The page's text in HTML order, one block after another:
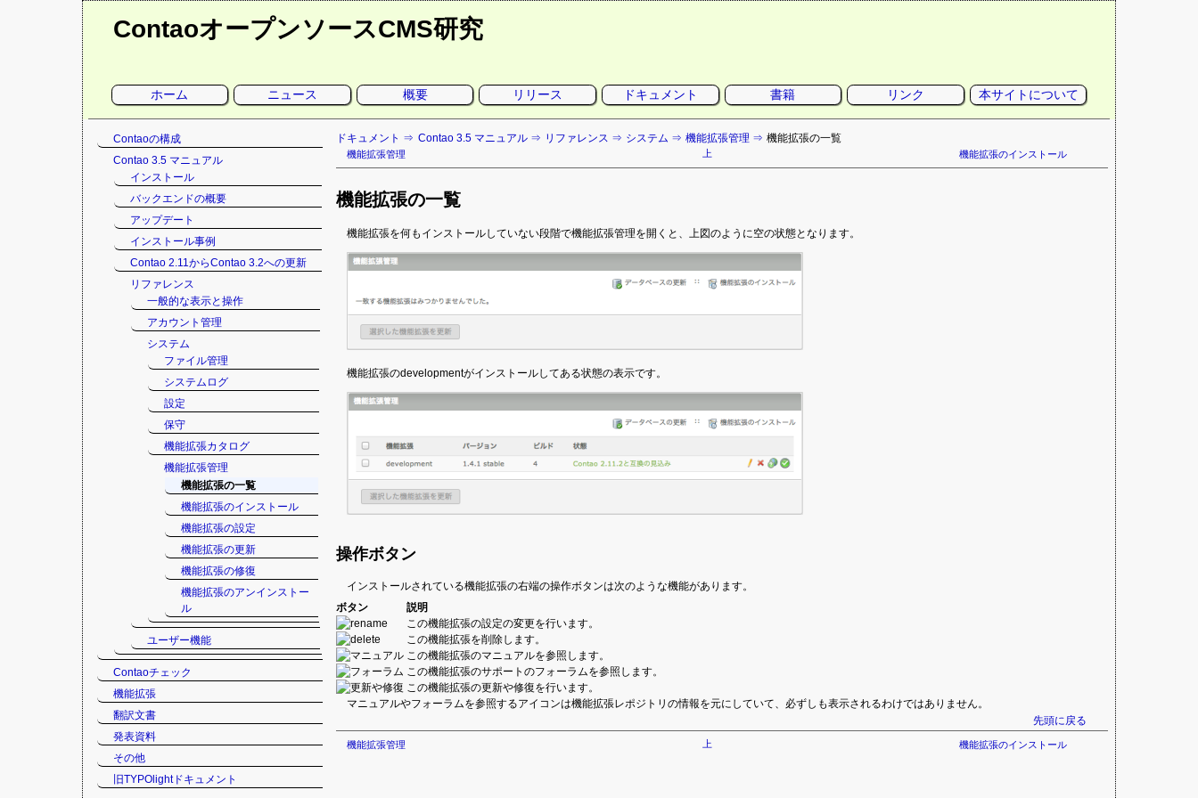
ContaoオープンソースCMS研究
ー
ホーム ニュース 概要 リリース ドキュメント 書籍 リンク 本サイトについて
ドキュメント Contao 3.5 マニュアル リファレンス システム 機能拡張管理 機能拡張の一覧
機能拡張管理 上 機能拡張のインストール
機能拡張の一覧
機能拡張を何もインストールしていない段階で機能拡張管理を開くと、上図のように空の状態となります。
機能拡張のdevelopmentがインストールしてある状態の表示です。
操作ボタン
インストールされている機能拡張の右端の操作ボタンは次のような機能があります。
ボタン
説明
この機能拡張の設定の変更を行います。
この機能拡張を削除します。
この機能拡張のマニュアルを参照します。
この機能拡張のサポートのフォーラムを参照します。
この機能拡張の更新や修復を行います。
マニュアルやフォーラムを参照するアイコンは機能拡張レポジトリの情報を元にしていて、必ずしも表示されるわけではありません。
先頭に戻る
機能拡張管理 上 機能拡張のインストール
Contaoの構成
Contao 3.5 マニュアル
インストール
バックエンドの概要
アップデート
インストール事例
Contao 2.11からContao 3.2への更新
リファレンス
一般的な表示と操作
アカウント管理
システム
ファイル管理
システムログ
設定
保守
機能拡張カタログ
機能拡張管理
機能拡張の一覧
機能拡張のインストール
機能拡張の設定
機能拡張の更新
機能拡張の修復
機能拡張のアンインストー
ル
ユーザー機能
Contaoチェック
機能拡張
翻訳文書
発表資料
その他
旧TYPOlightドキュメント